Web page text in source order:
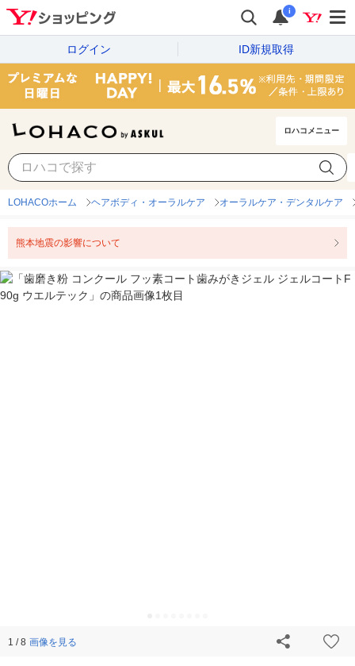
i
ログイン ID新規取得
ロハコメニュー
LOHACOホーム ヘアボディ・オーラルケア オーラルケア・デンタルケア
熊本地震の影響について
1 / 8 画像を見る